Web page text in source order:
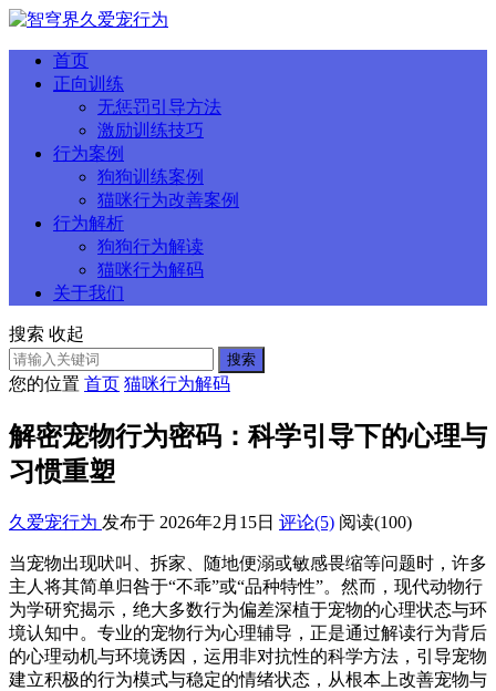
首页
正向训练
无惩罚引导方法
激励训练技巧
行为案例
狗狗训练案例
猫咪行为改善案例
行为解析
狗狗行为解读
猫咪行为解码
关于我们
搜索 收起
搜索
您的位置 首页 猫咪行为解码
解密宠物行为密码：科学引导下的心理与
习惯重塑
久爱宠行为 发布于 2026年2月15日 评论(5) 阅读(100)
当宠物出现吠叫、拆家、随地便溺或敏感畏缩等问题时，许多
主人将其简单归咎于“不乖”或“品种特性”。然而，现代动物行
为学研究揭示，绝大多数行为偏差深植于宠物的心理状态与环
境认知中。专业的宠物行为心理辅导，正是通过解读行为背后
的心理动机与环境诱因，运用非对抗性的科学方法，引导宠物
建立积极的行为模式与稳定的情绪状态，从根本上改善宠物与